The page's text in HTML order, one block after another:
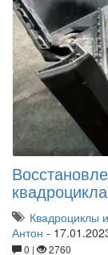
Квадроциклы
Антон -
0 | 2760